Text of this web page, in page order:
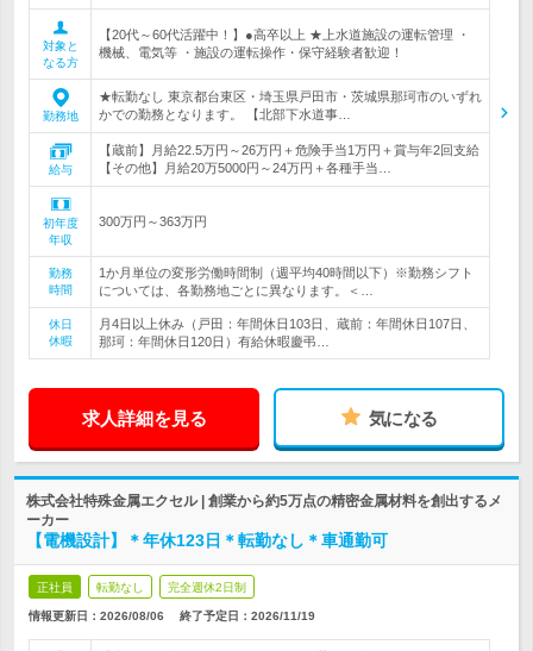
対象と
なる方
【20代～60代活躍中！】●高卒以上 ★上水道施設の運転管理 ・
機械、電気等 ・施設の運転操作・保守経験者歓迎！
勤務地
★転勤なし 東京都台東区・埼玉県戸田市・茨城県那珂市のいずれ
かでの勤務となります。 【北部下水道事…
給与
【蔵前】月給22.5万円～26万円＋危険手当1万円＋賞与年2回支給
【その他】月給20万5000円～24万円＋各種手当…
初年度
年収
300万円～363万円
勤務
時間
1か月単位の変形労働時間制（週平均40時間以下）※勤務シフト
については、各勤務地ごとに異なります。＜…
休日
休暇
月4日以上休み（戸田：年間休日103日、蔵前：年間休日107日、
那珂：年間休日120日）有給休暇慶弔…
求人詳細を見る 気になる
株式会社特殊金属エクセル | 創業から約5万点の精密金属材料を創出するメ
ーカー
【電機設計】＊年休123日＊転勤なし＊車通勤可
正社員 転勤なし 完全週休2日制
情報更新日：2026/08/06 終了予定日： 2026/11/19